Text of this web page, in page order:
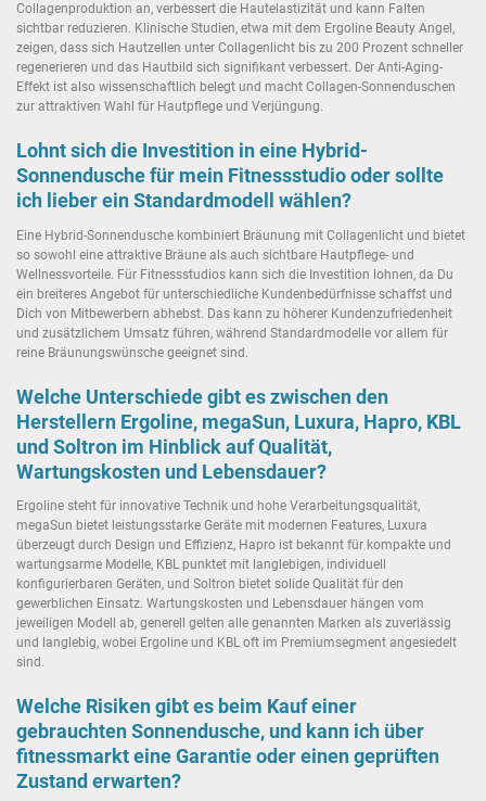
Collagenproduktion an, verbessert die Hautelastizität und kann Falten
sichtbar reduzieren. Klinische Studien, etwa mit dem Ergoline Beauty Angel,
zeigen, dass sich Hautzellen unter Collagenlicht bis zu 200 Prozent schneller
regenerieren und das Hautbild sich signifikant verbessert. Der Anti-Aging-
Effekt ist also wissenschaftlich belegt und macht Collagen-Sonnenduschen
zur attraktiven Wahl für Hautpflege und Verjüngung.
Lohnt sich die Investition in eine Hybrid-
Sonnendusche für mein Fitnessstudio oder sollte
ich lieber ein Standardmodell wählen?
Eine Hybrid-Sonnendusche kombiniert Bräunung mit Collagenlicht und bietet
so sowohl eine attraktive Bräune als auch sichtbare Hautpflege- und
Wellnessvorteile. Für Fitnessstudios kann sich die Investition lohnen, da Du
ein breiteres Angebot für unterschiedliche Kundenbedürfnisse schaffst und
Dich von Mitbewerbern abhebst. Das kann zu höherer Kundenzufriedenheit
und zusätzlichem Umsatz führen, während Standardmodelle vor allem für
reine Bräunungswünsche geeignet sind.
Welche Unterschiede gibt es zwischen den
Herstellern Ergoline, megaSun, Luxura, Hapro, KBL
und Soltron im Hinblick auf Qualität,
Wartungskosten und Lebensdauer?
Ergoline steht für innovative Technik und hohe Verarbeitungsqualität,
megaSun bietet leistungsstarke Geräte mit modernen Features, Luxura
überzeugt durch Design und Effizienz, Hapro ist bekannt für kompakte und
wartungsarme Modelle, KBL punktet mit langlebigen, individuell
konfigurierbaren Geräten, und Soltron bietet solide Qualität für den
gewerblichen Einsatz. Wartungskosten und Lebensdauer hängen vom
jeweiligen Modell ab, generell gelten alle genannten Marken als zuverlässig
und langlebig, wobei Ergoline und KBL oft im Premiumsegment angesiedelt
sind.
Welche Risiken gibt es beim Kauf einer
gebrauchten Sonnendusche, und kann ich über
fitnessmarkt eine Garantie oder einen geprüften
Zustand erwarten?